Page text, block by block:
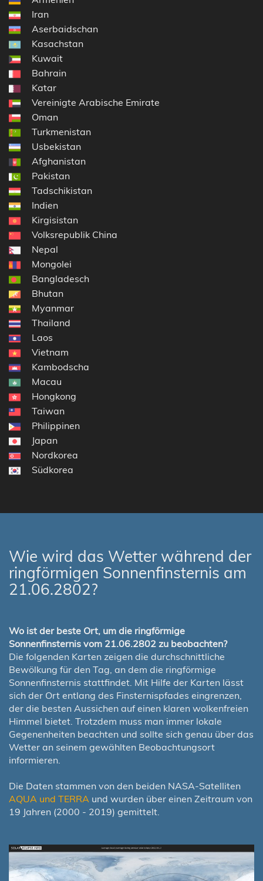
Iran
Aserbaidschan
Kasachstan
Kuwait
Bahrain
Katar
Vereinigte Arabische Emirate
Oman
Turkmenistan
Usbekistan
Afghanistan
Pakistan
Tadschikistan
Indien
Kirgisistan
Volksrepublik China
Nepal
Mongolei
Bangladesch
Bhutan
Myanmar
Thailand
Laos
Vietnam
Kambodscha
Macau
Hongkong
Taiwan
Philippinen
Japan
Nordkorea
Südkorea
Wie wird das Wetter während der
ringförmigen Sonnenfinsternis am
21.06.2802?
Wo ist der beste Ort, um die ringförmige
Sonnenfinsternis vom 21.06.2802 zu beobachten?
Die folgenden Karten zeigen die durchschnittliche
Bewölkung für den Tag, an dem die ringförmige
Sonnenfinsternis stattfindet. Mit Hilfe der Karten lässt
sich der Ort entlang des Finsternispfades eingrenzen,
der die besten Aussichen auf einen klaren wolkenfreien
Himmel bietet. Trotzdem muss man immer lokale
Gegenenheiten beachten und sollte sich genau über das
Wetter an seinem gewählten Beobachtungsort
informieren.
Die Daten stammen von den beiden NASA-Satelliten
AQUA und TERRA und wurden über einen Zeitraum von
19 Jahren (2000 - 2019) gemittelt.